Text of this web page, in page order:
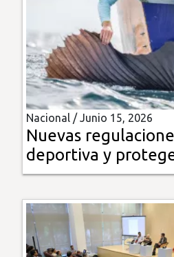
Mundo
Insólitas
Multimedia
Impreso
Nacional /Junio 15, 2026
Nuevas
deportiva y